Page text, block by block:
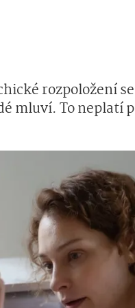
rozpoložení
mluví. To neplatí